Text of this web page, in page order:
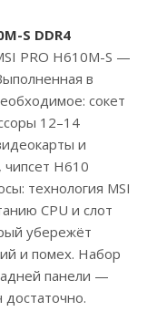
S DDR4
PRO H610M-S —
в
сокет
12–14
и
чипсет H610
технология MSI
CPU и слот
убережёт
и помех. Набор
панели —